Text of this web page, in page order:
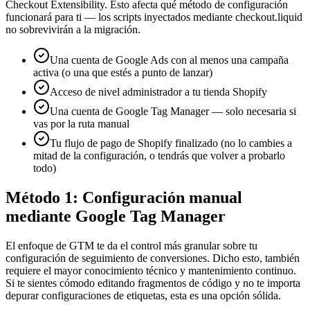
Checkout Extensibility. Esto afecta qué método de configuración
funcionará para ti — los scripts inyectados mediante checkout.liquid
no sobrevivirán a la migración.
Una cuenta de Google Ads con al menos una campaña
activa (o una que estés a punto de lanzar)
Acceso de nivel administrador a tu tienda Shopify
Una cuenta de Google Tag Manager — solo necesaria si
vas por la ruta manual
Tu flujo de pago de Shopify finalizado (no lo cambies a
mitad de la configuración, o tendrás que volver a probarlo
todo)
Método 1: Configuración manual
mediante Google Tag Manager
El enfoque de GTM te da el control más granular sobre tu
configuración de seguimiento de conversiones. Dicho esto, también
requiere el mayor conocimiento técnico y mantenimiento continuo.
Si te sientes cómodo editando fragmentos de código y no te importa
depurar configuraciones de etiquetas, esta es una opción sólida.